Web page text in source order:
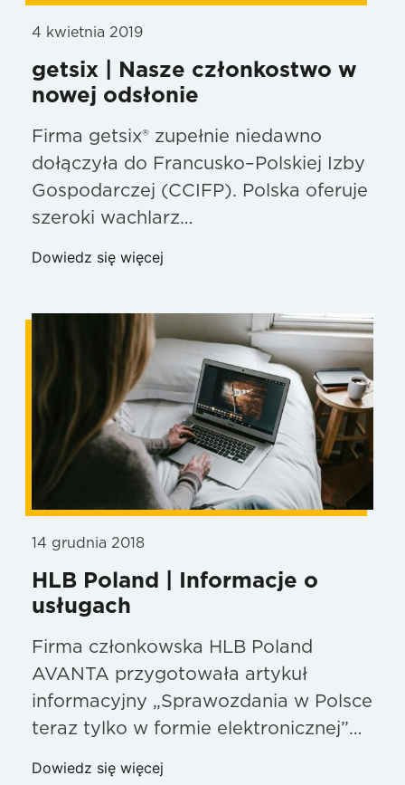
4 kwietnia 2019
getsix | Nasze członkostwo w
nowej odsłonie
Firma getsix® zupełnie niedawno
dołączyła do Francusko–Polskiej Izby
Gospodarczej (CCIFP). Polska oferuje
szeroki wachlarz…
Dowiedz się więcej
14 grudnia 2018
HLB Poland | Informacje o
usługach
Firma członkowska HLB Poland
AVANTA przygotowała artykuł
informacyjny „Sprawozdania w Polsce
teraz tylko w formie elektronicznej”…
Dowiedz się więcej